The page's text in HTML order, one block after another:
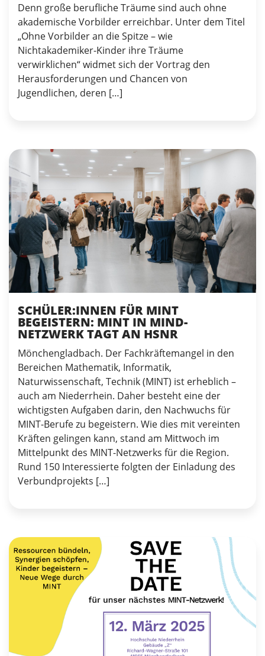
Denn große berufliche Träume sind auch ohne
akademische Vorbilder erreichbar. Unter dem Titel
„Ohne Vorbilder an die Spitze – wie
Nichtakademiker-Kinder ihre Träume
verwirklichen“ widmet sich der Vortrag den
Herausforderungen und Chancen von
Jugendlichen, deren […]
SCHÜLER:INNEN FÜR MINT
BEGEISTERN: MINT IN MIND-
NETZWERK TAGT AN HSNR
Mönchengladbach. Der Fachkräftemangel in den
Bereichen Mathematik, Informatik,
Naturwissenschaft, Technik (MINT) ist erheblich –
auch am Niederrhein. Daher besteht eine der
wichtigsten Aufgaben darin, den Nachwuchs für
MINT-Berufe zu begeistern. Wie dies mit vereinten
Kräften gelingen kann, stand am Mittwoch im
Mittelpunkt des MINT-Netzwerks für die Region.
Rund 150 Interessierte folgten der Einladung des
Verbundprojekts […]